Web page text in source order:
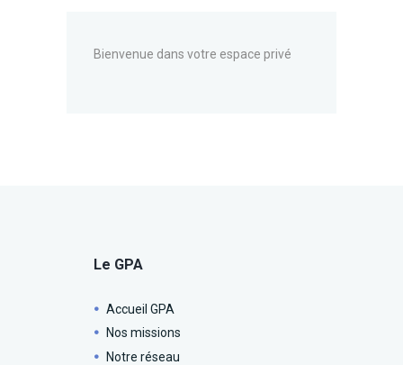
Bienvenue dans votre espace privé
Le GPA
Accueil GPA
Nos missions
Notre réseau